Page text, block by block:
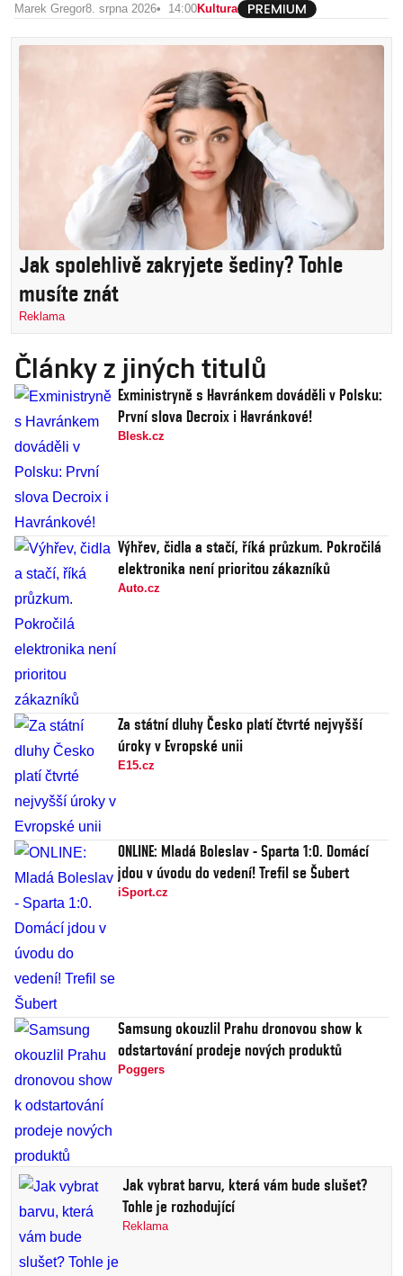
Marek Gregor8. srpna 2026 14:00Kultura
Jak spolehlivě zakryjete šediny? Tohle
musíte znát
Reklama
Články z jiných titulů
Exministryně s Havránkem dováděli v Polsku:
První slova Decroix i Havránkové!
Blesk.cz
Výhřev, čidla a stačí, říká průzkum. Pokročilá
elektronika není prioritou zákazníků
Auto.cz
Za státní dluhy Česko platí čtvrté nejvyšší
úroky v Evropské unii
E15.cz
ONLINE: Mladá Boleslav - Sparta 1:0. Domácí
jdou v úvodu do vedení! Trefil se Šubert
iSport.cz
Samsung okouzlil Prahu dronovou show k
odstartování prodeje nových produktů
Poggers
Jak vybrat barvu, která vám bude slušet?
Tohle je rozhodující
Reklama